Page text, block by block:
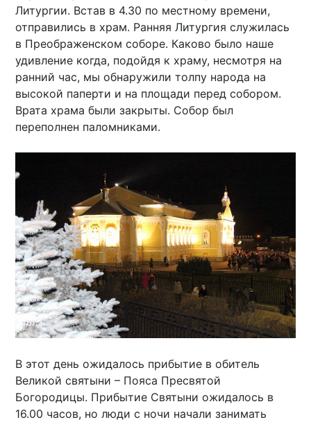
Литургии. Встав в 4.30 по местному времени,
отправились в храм. Ранняя Литургия служилась
в Преображенском соборе. Каково было наше
удивление когда, подойдя к храму, несмотря на
ранний час, мы обнаружили толпу народа на
высокой паперти и на площади перед собором.
Врата храма были закрыты. Собор был
переполнен паломниками.
В этот день ожидалось прибытие в обитель
Великой святыни – Пояса Пресвятой
Богородицы. Прибытие Святыни ожидалось в
16.00 часов, но люди с ночи начали занимать